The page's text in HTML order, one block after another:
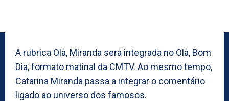
A rubrica Olá, Miranda será integrada no Olá, Bom
Dia, formato matinal da CMTV. Ao mesmo tempo,
Catarina Miranda passa a integrar o comentário
ligado ao universo dos famosos.